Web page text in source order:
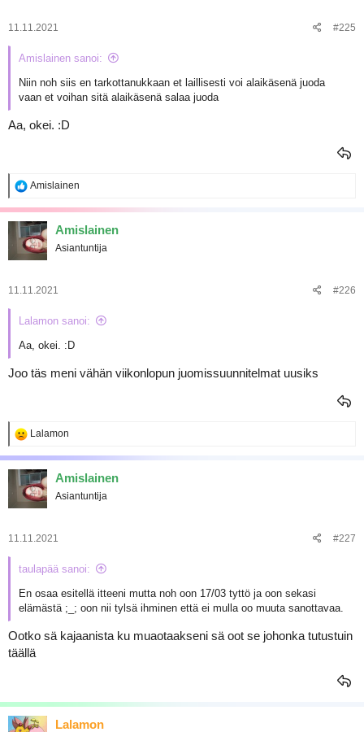
11.11.2021 #225
Amislainen sanoi:
Niin noh siis en tarkottanukkaan et laillisesti voi alaikäsenä juoda
vaan et voihan sitä alaikäsenä salaa juoda
Aa, okei. :D
R
a
k
t
i
o
:
Amislainen
Amislainen
Asiantuntija
11.11.2021 #226
Lalamon sanoi:
Aa, okei. :D
Joo täs meni vähän viikonlopun juomissuunnitelmat uusiks
R
a
k
t
i
o
:
Lalamon
Amislainen
Asiantuntija
11.11.2021 #227
taulapää sanoi:
En osaa esitellä itteeni mutta noh oon 17/03 tyttö ja oon sekasi
elämästä ;_; oon nii tylsä ihminen että ei mulla oo muuta sanottavaa.
Ootko sä kajaanista ku muaotaakseni sä oot se johonka tutustuin
täällä
Lalamon